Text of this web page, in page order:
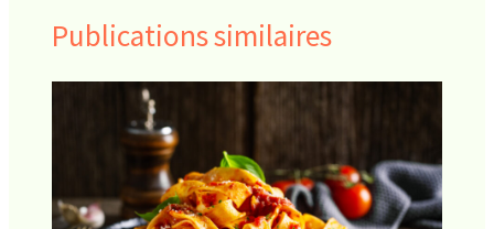
Publications similaires